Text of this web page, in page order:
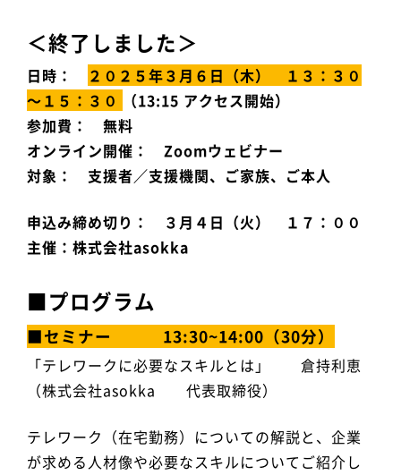
＜終了しました＞
日時：
２０２５年３月６日（木） １３：３０
～１５：３０
（13:15 アクセス開始）
参加費： 無料
オンライン開催： Zoomウェビナー
対象： 支援者／支援機関、ご家族、ご本人
申込み締め切り： ３月４日（火） １７：００
主催：株式会社asokka
■プログラム
■セミナー 13:30~14:00（30分）
「テレワークに必要なスキルとは」 倉持利恵
（株式会社asokka 代表取締役）
テレワーク（在宅勤務）についての解説と、企業
が求める人材像や必要なスキルについてご紹介し